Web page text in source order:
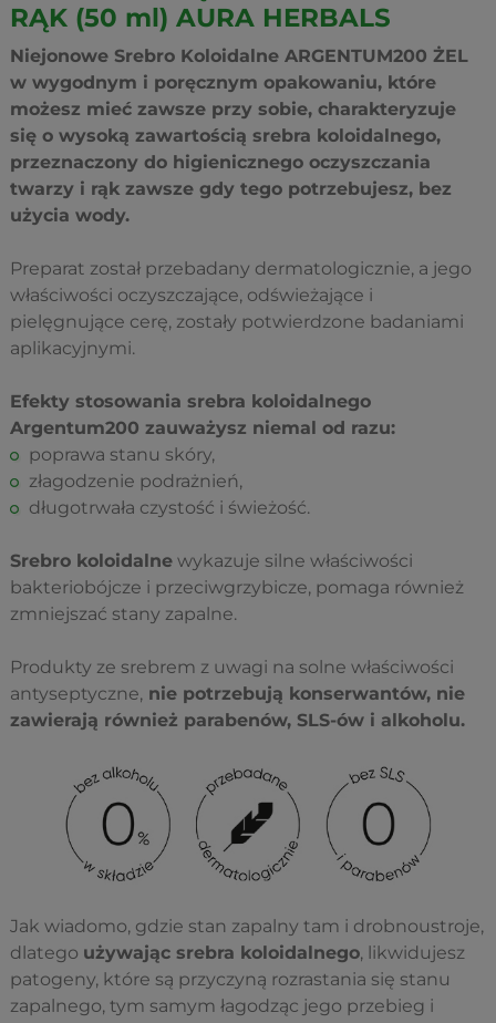
RĄK (50 ml) AURA HERBALS
Niejonowe Srebro Koloidalne ARGENTUM200 ŻEL
w wygodnym i poręcznym opakowaniu, które
możesz mieć zawsze przy sobie, charakteryzuje
się o wysoką zawartością srebra koloidalnego,
przeznaczony do higienicznego oczyszczania
twarzy i rąk zawsze gdy tego potrzebujesz, bez
użycia wody.
Preparat został przebadany dermatologicznie, a jego
właściwości oczyszczające, odświeżające i
pielęgnujące cerę, zostały potwierdzone badaniami
aplikacyjnymi.
Efekty stosowania srebra koloidalnego
Argentum200 zauważysz niemal od razu:
poprawa stanu skóry,
złagodzenie podrażnień,
długotrwała czystość i świeżość.
Srebro koloidalne wykazuje silne właściwości
bakteriobójcze i przeciwgrzybicze, pomaga również
zmniejszać stany zapalne.
Produkty ze srebrem z uwagi na solne właściwości
antyseptyczne, nie potrzebują konserwantów, nie
zawierają również parabenów, SLS-ów i alkoholu.
Jak wiadomo, gdzie stan zapalny tam i drobnoustroje,
dlatego używając srebra koloidalnego, likwidujesz
patogeny, które są przyczyną rozrastania się stanu
zapalnego, tym samym łagodząc jego przebieg i